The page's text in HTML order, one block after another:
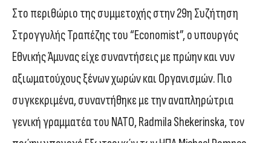
Στο περιθώριο της συμμετοχής στην 29η Συζήτηση
Στρογγυλής Τραπέζης του “Economist”, ο υπουργός
Εθνικής Άμυνας είχε συναντήσεις με πρώην και νυν
αξιωματούχους ξένων χωρών και Οργανισμών. Πιο
συγκεκριμένα, συναντήθηκε με την αναπληρώτρια
γενική γραμματέα του ΝΑΤΟ, Radmila Shekerinska, τον